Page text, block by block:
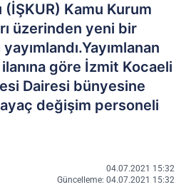
Kamu Kurum
üzerinden yeni bir
göre İzmit Kocaeli
Dairesi bünyesine
değişim personeli
04.07.2021 15:32
Güncelleme: 04.07.2021 15:32